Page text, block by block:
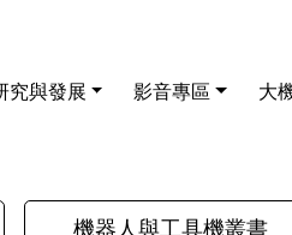
究與發展 影音專區 大
機器人與工具機叢書